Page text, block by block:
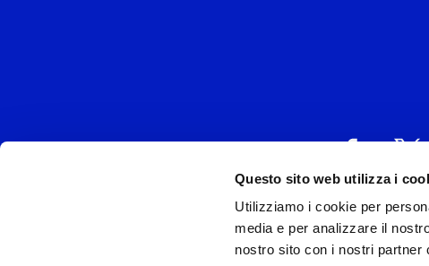
Questo sito web utilizza i
Utilizziamo i cookie per
media e per analizzare il
nostro sito con i nostri partner
UNIVERSAL
P.IVA